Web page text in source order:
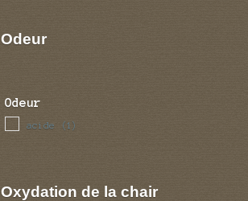
Odeur
Odeur
acide (1)
Oxydation de la chair